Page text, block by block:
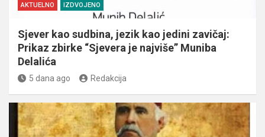
AKTUELNO IZDVOJENO
Sjever kao sudbina, jezik kao jedini zavičaj:
Prikaz zbirke “Sjevera je najviše” Muniba
Delalića
5 dana ago Redakcija